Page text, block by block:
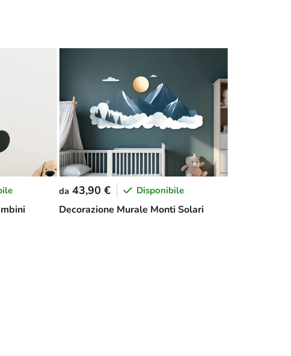
Decorazione Murale Monti Solari
da 43,90 € Disponibile